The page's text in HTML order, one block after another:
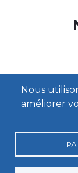
Nous
améliorer
Body3